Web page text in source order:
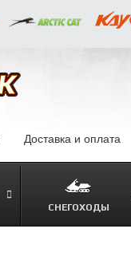
Доставка и оплата
СНЕГОХОДЫ